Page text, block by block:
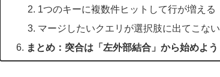
1つのキーに複数件ヒットして行が増える
マージしたいクエリが選択肢に出てこない
まとめ：突合は「左外部結合」から始めよう